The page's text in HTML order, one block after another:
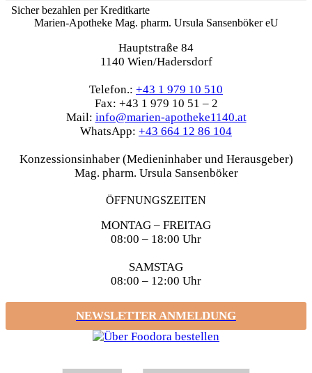
Sicher bezahlen per Kreditkarte
Marien-Apotheke Mag. pharm. Ursula Sansenböker eU
Hauptstraße 84
1140 Wien/Hadersdorf
Telefon.: +43 1 979 10 510
Fax: +43 1 979 10 51 – 2
Mail: info@marien-apotheke1140.at
WhatsApp: +43 664 12 86 104
Konzessionsinhaber (Medieninhaber und Herausgeber)
Mag. pharm. Ursula Sansenböker
ÖFFNUNGSZEITEN
MONTAG – FREITAG
08:00 – 18:00 Uhr
SAMSTAG
08:00 – 12:00 Uhr
NEWSLETTER ANMELDUNG